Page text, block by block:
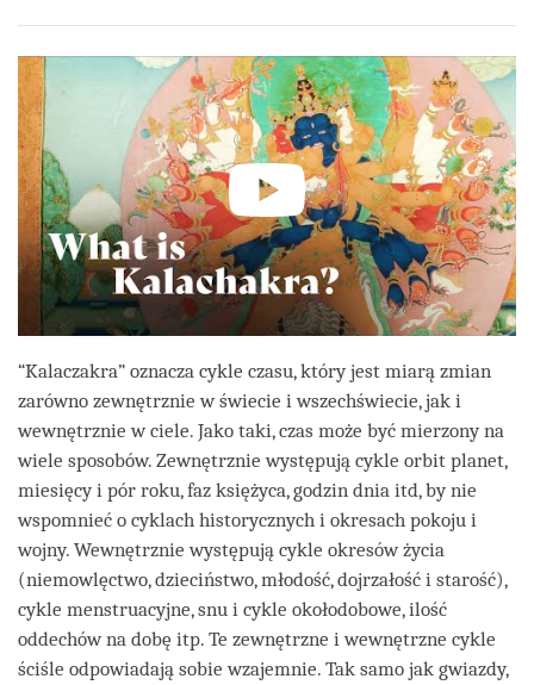
“Kalaczakra” oznacza cykle czasu, który jest miarą zmian
zarówno zewnętrznie w świecie i wszechświecie, jak i
wewnętrznie w ciele. Jako taki, czas może być mierzony na
wiele sposobów. Zewnętrznie występują cykle orbit planet,
miesięcy i pór roku, faz księżyca, godzin dnia itd, by nie
wspomnieć o cyklach historycznych i okresach pokoju i
wojny. Wewnętrznie występują cykle okresów życia
(niemowlęctwo, dzieciństwo, młodość, dojrzałość i starość),
cykle menstruacyjne, snu i cykle okołodobowe, ilość
oddechów na dobę itp. Te zewnętrzne i wewnętrzne cykle
ściśle odpowiadają sobie wzajemnie. Tak samo jak gwiazdy,